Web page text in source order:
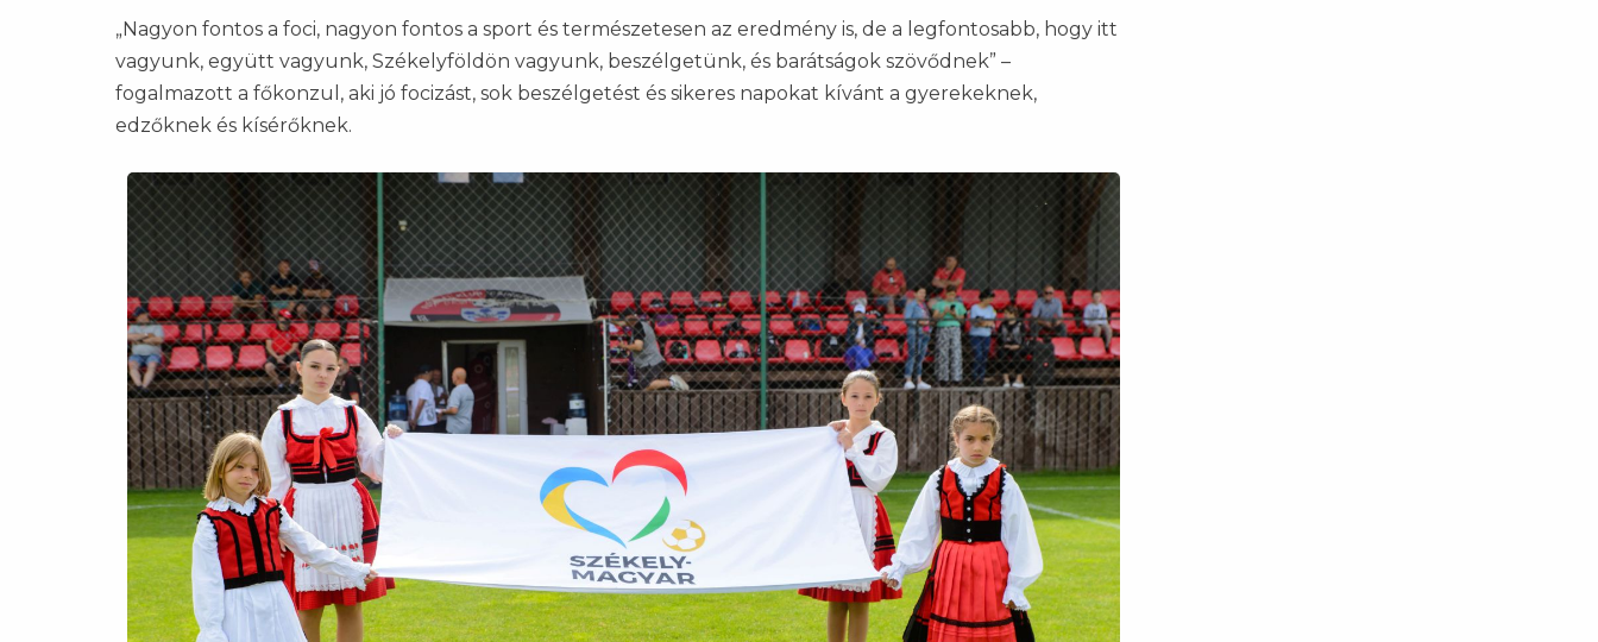
„Nagyon fontos a foci, nagyon fontos a sport és természetesen az eredmény is, de a legfontosabb, hogy itt
vagyunk, együtt vagyunk, Székelyföldön vagyunk, beszélgetünk, és barátságok szövődnek” –
fogalmazott a főkonzul, aki jó focizást, sok beszélgetést és sikeres napokat kívánt a gyerekeknek,
edzőknek és kísérőknek.